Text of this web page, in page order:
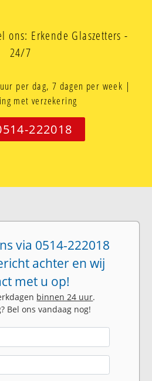
ons: Erkende Glaszetters -
24/7
per dag, 7 dagen per week |
met verzekering
222018
via 0514-222018
achter en wij
met u op!
binnen 24 uur.
Bel ons vandaag nog!